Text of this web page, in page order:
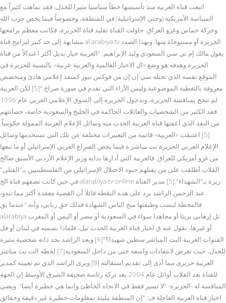
اتبعت قناة العربية منذ تأسيسها خطاً سياسيا مثيرا للجدل، فقد تماهت كثيراً مع
السياسة الأمريكية (وحتى الإسرائيلية) في المنطقة، وخصوصاً فيما يخص حزب الله
وحركة حماس وغزو العراق. حاولت القناة تقليد قناة الجزيرة، فكانت معظم برامجها
مشابهة إلى حد كبير لبرامج قناة al arabiya tv الجزيرة أو مستوحاة منها. وبهذا الصدد
يقول مالك إم بي سي السعودي وليد الإبراهيم: "العربية خيار بديل أكثر اعتدالاً من قناة
الجزيرة وهدفه هو وضع «ال الاخبار العالمية والعربية عربية» بالنسبة للجزيرة في
الموقع نفسه الذي تحتله سي إن إن من فوكس نيوز كمنفذ إعلامي هادئ ومتخصص
معروفة بالتغطية الموضوعية وليس الآراء التي تقدم في صورة صراخ."[5] لكن العربية
لم تنجح بمنافسة الجزيرة، وبدخول الجزيرة إلى السوق الإعلامي العربي عام 1996
فقد الكثير من الشخصيات والعائلات الحاكمة في الخليج والسعودية خاصة، حصانتهم
من النقد الذي أعفتها قناة العربية الحدث منه وسائل الإعلام العربية الممولة حكومياً.
[5] اعتنقت «العربية» قائمة من التعبيرات مختلفة عن تلك التي تستخدمها وسائل
الإعلام العربي الجزيرة نت مباشر ة فيما يخص الصراع العربي الإسرائيلي أو ما تبعها
من غزو أمريكي للعراق. فالعربية التي أدارها بداية وزير الإعلام الأردني الأسبق صالح
القلاب أطلقت على من يقتلهم جنود الاحتلال الإسرائيلي من الفلسطينيين بـ"القتلى"
في حين كانت تصفهم قناة الج alarabiya tv online زيرة بـ"الشهداء".[5] مدير القناة
عبد الرحمن الراشد يرد على هذه النقطة قائلا أن القضية معقدة أكثر مما تبدو،
فالمحطة ليست وظيفتها منح الناس الشهادة فذلك حق رباني، وأنه "عندما يق
alarabiya تل إرهابي بريئا أو مجاهدا سواء في السعودية أو مصر أو اليمن أو المغرب
أو غيرها، نقول عنه ق اخبار قناة العربية الحدث تيل، فلماذا نسميه في لبنان أو فل
القنوات العربية البث المباشر سطين شهيدا؟"[6] ويعد الراشد بحد ذاته شخصية مثيرة
للجدل، حيث تعرض لانتقادات واسعة حتى من داخل السعودية[7] لخطه الت بث مباشر
العربية حريري مما أدى إلى تقديم استقالته.[8] ويرى الراشد الذي تم تعيينه كمدير
للقناة بعد القلاب أوائل عام 2004 بعد تركه رئاسة صحيفة الشرق الأوسط إن الجهة
المنافسة له -الجزيرة- "لا تسير فقط في الاتجاه الخاطئ وإنما هي خطيرة أيضا". ويضي
اخبار قناة العربية العاجلة ف: "إن المنطقة مليئة بمعلومات خطيرة غير دقيقة وحقائق